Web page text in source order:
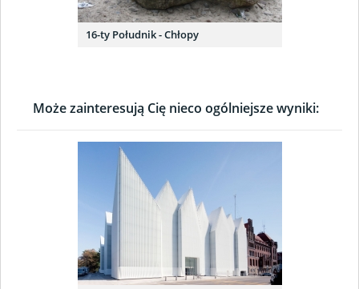
16-ty Południk - Chłopy
Może zainteresują Cię nieco ogólniejsze wyniki: